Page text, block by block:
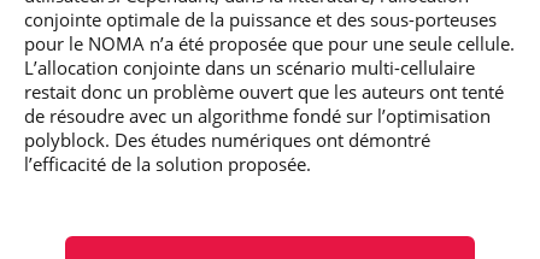
conjointe optimale de la puissance et des sous-porteuses
pour le NOMA n’a été proposée que pour une seule cellule.
L’allocation conjointe dans un scénario multi-cellulaire
restait donc un problème ouvert que les auteurs ont tenté
de résoudre avec un algorithme fondé sur l’optimisation
polyblock. Des études numériques ont démontré
l’efficacité de la solution proposée.